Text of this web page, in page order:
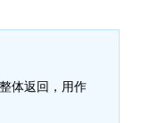
体返回，用作